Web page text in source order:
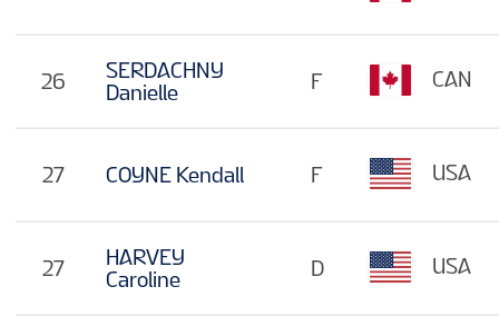
26
SERDACHNY
Danielle
27 COYNE Kendall
27
HARVEY
Caroline
F CAN
F USA
D USA